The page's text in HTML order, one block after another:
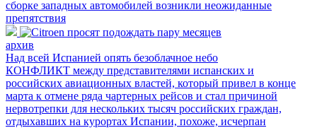
сборке западных автомобилей возникли неожиданные
препятствия
архив
Над всей Испанией опять безоблачное небо
КОНФЛИКТ между представителями испанских и
российских авиационных властей, который привел в конце
марта к отмене ряда чартерных рейсов и стал причиной
нервотрепки для нескольких тысяч российских граждан,
отдыхавших на курортах Испании, похоже, исчерпан